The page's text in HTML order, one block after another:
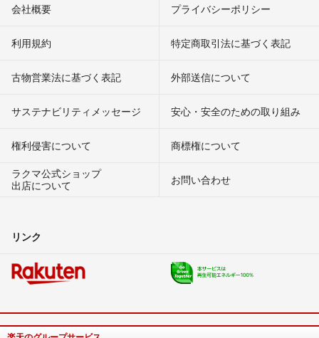
会社概要 プライバシーポリシー
利用規約 特定商取引法に基づく表記
古物営業法に基づく表記 外部送信について
サステナビリティメッセージ 安心・安全のための取り組み
権利侵害について
商標権について
ラクマ公式ショップ
出店について
お問い合わせ
リンク